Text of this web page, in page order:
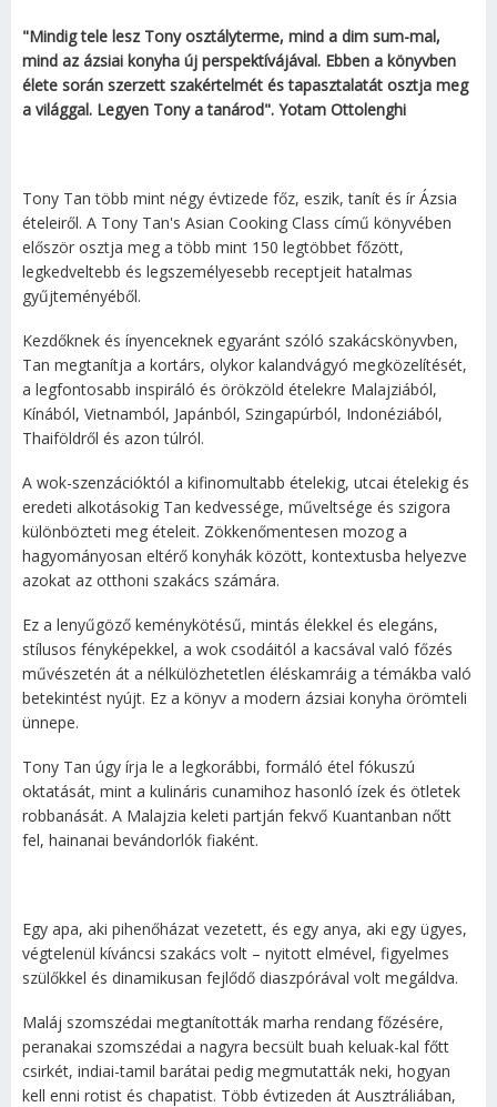
"Mindig tele lesz Tony osztályterme, mind a dim sum-mal,
mind az ázsiai konyha új perspektívájával. Ebben a könyvben
élete során szerzett szakértelmét és tapasztalatát osztja meg
a világgal. Legyen Tony a tanárod". Yotam Ottolenghi
Tony Tan több mint négy évtizede főz, eszik, tanít és ír Ázsia
ételeiről. A Tony Tan's Asian Cooking Class című könyvében
először osztja meg a több mint 150 legtöbbet főzött,
legkedveltebb és legszemélyesebb receptjeit hatalmas
gyűjteményéből.
Kezdőknek és ínyenceknek egyaránt szóló szakácskönyvben,
Tan megtanítja a kortárs, olykor kalandvágyó megközelítését,
a legfontosabb inspiráló és örökzöld ételekre Malajziából,
Kínából, Vietnamból, Japánból, Szingapúrból, Indonéziából,
Thaiföldről és azon túlról.
A wok-szenzációktól a kifinomultabb ételekig, utcai ételekig és
eredeti alkotásokig Tan kedvessége, műveltsége és szigora
különbözteti meg ételeit. Zökkenőmentesen mozog a
hagyományosan eltérő konyhák között, kontextusba helyezve
azokat az otthoni szakács számára.
Ez a lenyűgöző keménykötésű, mintás élekkel és elegáns,
stílusos fényképekkel, a wok csodáitól a kacsával való főzés
művészetén át a nélkülözhetetlen éléskamráig a témákba való
betekintést nyújt. Ez a könyv a modern ázsiai konyha örömteli
ünnepe.
Tony Tan úgy írja le a legkorábbi, formáló étel fókuszú
oktatását, mint a kulináris cunamihoz hasonló ízek és ötletek
robbanását. A Malajzia keleti partján fekvő Kuantanban nőtt
fel, hainanai bevándorlók fiaként.
Egy apa, aki pihenőházat vezetett, és egy anya, aki egy ügyes,
végtelenül kíváncsi szakács volt – nyitott elmével, figyelmes
szülőkkel és dinamikusan fejlődő diaszpórával volt megáldva.
Maláj szomszédai megtanították marha rendang főzésére,
peranakai szomszédai a nagyra becsült buah keluak-kal főtt
csirkét, indiai-tamil barátai pedig megmutatták neki, hogyan
kell enni rotist és chapatist. Több évtizeden át Ausztráliában,